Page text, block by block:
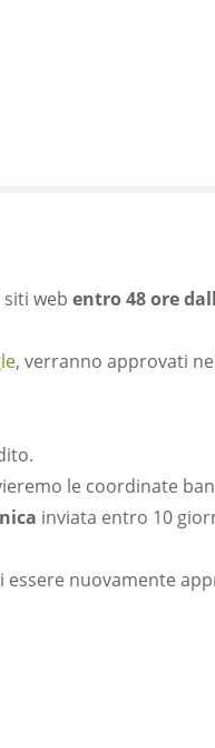
web entro 48 ore
, verranno approvati
le coordinate
inviata entro 10
nuovamente